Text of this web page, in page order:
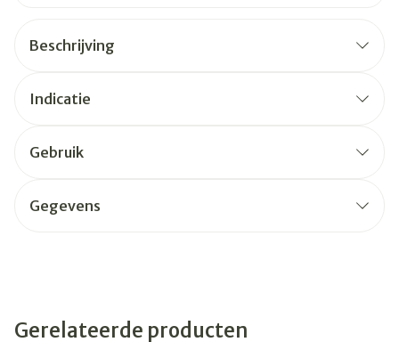
Beschrijving
Indicatie
Gebruik
Gegevens
Gerelateerde producten